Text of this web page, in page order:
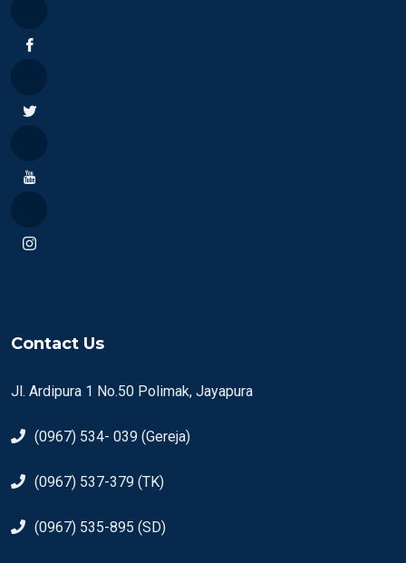
Contact Us
Jl. Ardipura 1 No.50 Polimak, Jayapura
(0967) 534- 039 (Gereja)
(0967) 537-379 (TK)
(0967) 535-895 (SD)